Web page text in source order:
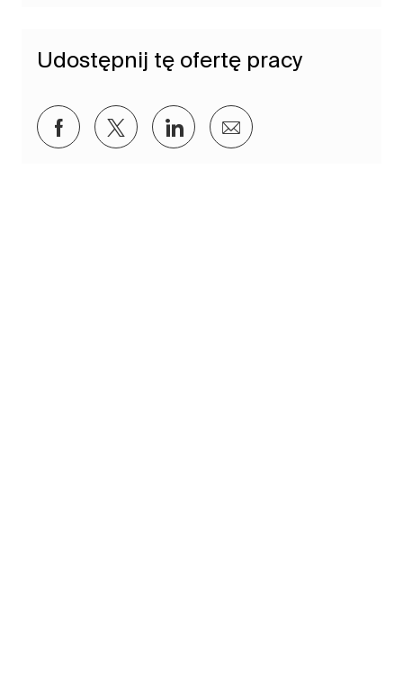
Udostępnij tę ofertę pracy
Udostępnij przez Facebook
Udostępnij przez twitter
Udostępnij przez LinkedIn
Udostępnij przez